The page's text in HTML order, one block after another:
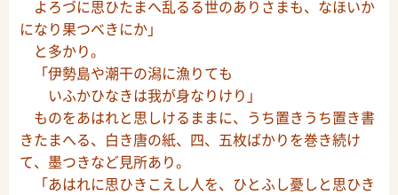
よろづに思ひたまへ乱るる世のありさまも、なほいか
になり果つべきにか」
と多かり。
「伊勢島や潮干の潟に漁りても
いふかひなきは我が身なりけり」
ものをあはれと思しけるままに、うち置きうち置き書
きたまへる、白き唐の紙、四、五枚ばかりを巻き続け
て、墨つきなど見所あり。
「あはれに思ひきこえし人を、ひとふし憂しと思ひき